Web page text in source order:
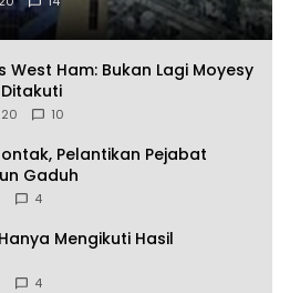
West Ham: Bukan Lagi Moyesy
10
Pelantikan Pejabat
Gaduh
4
Mengikuti Hasil
4